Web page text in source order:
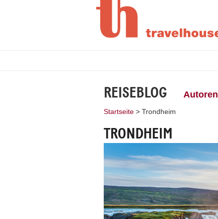
REISEBLOG Autoren
Startseite > Trondheim
TRONDHEIM